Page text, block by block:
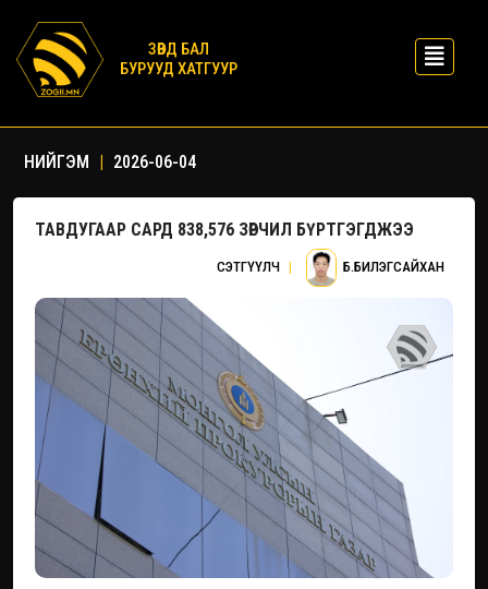
ЗӨВД БАЛ
БУРУУД ХАТГУУР
НИЙГЭМ | 2026-06-04
ТАВДУГААР САРД 838,576 ЗӨРЧИЛ БҮРТГЭГДЖЭЭ
СЭТГҮҮЛЧ | Б.БИЛЭГСАЙХАН